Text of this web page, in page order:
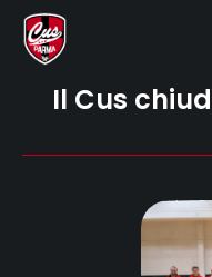
Il Cus